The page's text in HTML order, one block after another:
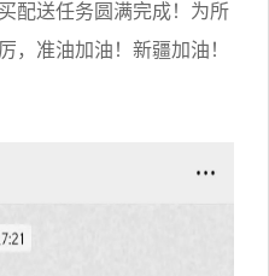
配送任务圆满完成！为所
，准油加油！新疆加油！